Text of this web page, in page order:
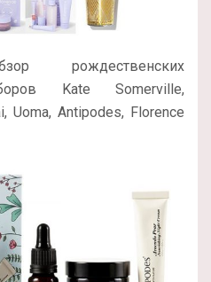
рождественских
Kate Somerville,
Uoma, Antipodes, Florence